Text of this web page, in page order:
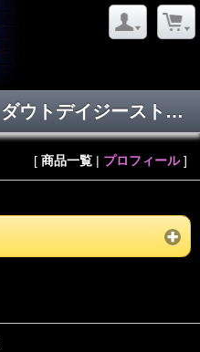
ダウト×DaizyStripper ( ダウトデイジーストリッパー )
[ 商品一覧 | プロフィール]